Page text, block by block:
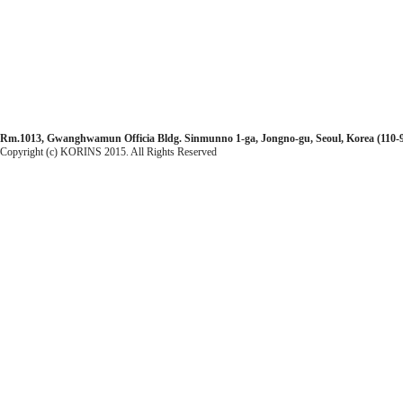
Rm.1013, Gwanghwamun Officia Bldg. Sinmunno 1-ga, Jongno-gu, Seoul, Korea (110-
Copyright (c) KORINS 2015. All Rights Reserved